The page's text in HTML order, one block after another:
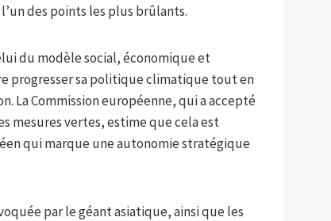
des points les plus brûlants.
du modèle social, économique et
progresser sa politique climatique tout en
La Commission européenne, qui a accepté
mesures vertes, estime que cela est
qui marque une autonomie stratégique
par le géant asiatique, ainsi que les